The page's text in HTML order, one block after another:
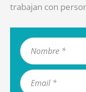
trabajan con